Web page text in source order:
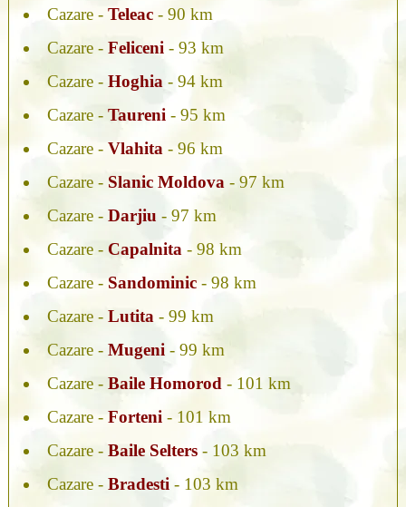
Cazare - Teleac- 90 km
Cazare - Feliceni- 93 km
Cazare - Hoghia- 94 km
Cazare - Taureni- 95 km
Cazare - Vlahita- 96 km
Cazare - Slanic Moldova- 97 km
Cazare - Darjiu - 97 km
Cazare - Capalnita- 98 km
Cazare - Sandominic- 98 km
Cazare - Lutita- 99 km
Cazare - Mugeni- 99 km
Cazare - Baile Homorod- 101 km
Cazare - Forteni- 101 km
Cazare - Baile Selters- 103 km
Cazare - Bradesti- 103 km